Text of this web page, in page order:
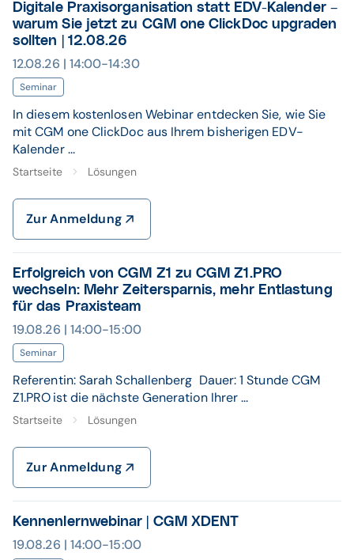
Digitale Praxisorganisation statt EDV-Kalender –
warum Sie jetzt zu CGM one ClickDoc upgraden
sollten | 12.08.26
12.08.26 | 14:00-14:30
Seminar
In diesem kostenlosen Webinar entdecken Sie, wie Sie
mit CGM one ClickDoc aus Ihrem bisherigen EDV-
Kalender ...
Startseite Lösungen
Zur Anmeldung
Erfolgreich von CGM Z1 zu CGM Z1.PRO
wechseln: Mehr Zeitersparnis, mehr Entlastung
für das Praxisteam
19.08.26 | 14:00-15:00
Seminar
Referentin: Sarah Schallenberg Dauer: 1 Stunde CGM
Z1.PRO ist die nächste Generation Ihrer ...
Startseite Lösungen
Zur Anmeldung
Kennenlernwebinar | CGM XDENT
19.08.26 | 14:00-15:00